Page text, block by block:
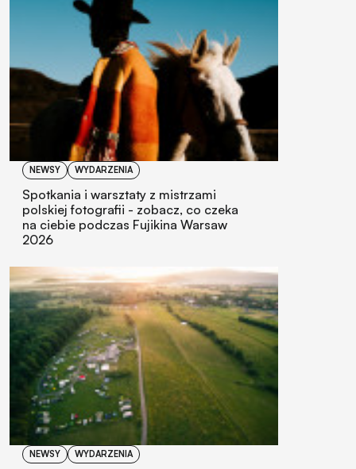
NEWSY WYDARZENIA
Spotkania i warsztaty z mistrzami
polskiej fotografii - zobacz, co czeka
na ciebie podczas Fujikina Warsaw
2026
NEWSY WYDARZENIA